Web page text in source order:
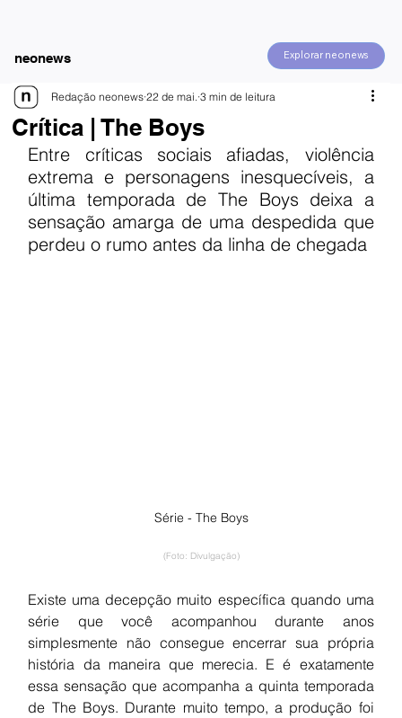
Explorar neonews
neonews
Crítica | The Boys
Redação neonews 22 de mai. 3 min de leitura
Entre críticas sociais afiadas, violência
extrema e personagens inesquecíveis, a
última temporada de The Boys deixa a
sensação amarga de uma despedida que
perdeu o rumo antes da linha de chegada
Série - The Boys
(Foto: Divulgação)
Existe uma decepção muito específica quando uma
série que você acompanhou durante anos
simplesmente não consegue encerrar sua própria
história da maneira que merecia. E é exatamente
essa sensação que acompanha a quinta temporada
de The Boys. Durante muito tempo, a produção foi